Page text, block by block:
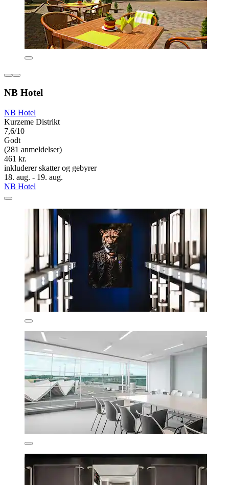
NB Hotel
NB Hotel
Kurzeme Distrikt
7,6/10
Godt
(281 anmeldelser)
461 kr.
inkluderer skatter og gebyrer
18. aug. - 19. aug.
NB Hotel